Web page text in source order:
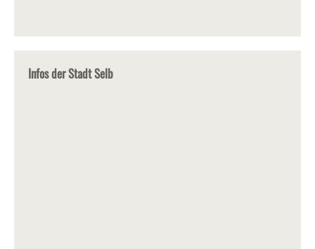
Infos der Stadt Selb